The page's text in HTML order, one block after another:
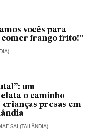
vocês para
frango frito!”
um
o caminho
crianças presas em
SAI (TAILÂNDIA)